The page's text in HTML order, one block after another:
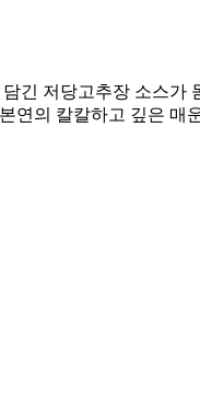
긴 저당고추장 소스
연의 칼칼하고 깊은